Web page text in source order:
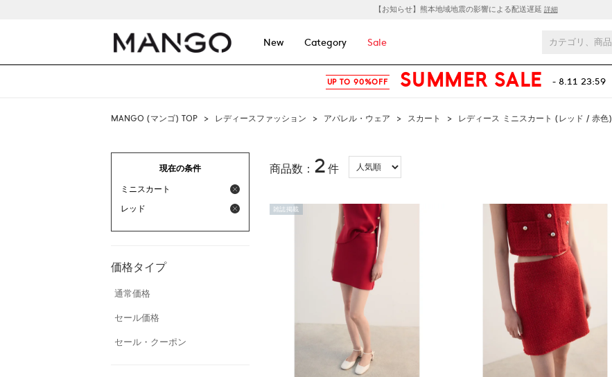
【お知らせ】熊本地域地震の影響による配送遅延 詳細
New Category Sale
UP TO 90%OFF SUMMER SALE - 8.11 23:59
MANGO (マンゴ) TOP > レディースファッション > アパレル・ウェア > スカート > レディース ミニスカート (レッド / 赤色)
現在の条件
ミニスカート
レッド
価格タイプ
通常価格
セール価格
セール・クーポン
商品数： 2件
雑誌掲載